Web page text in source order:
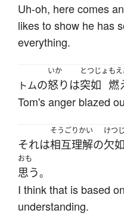
Uh-oh, here comes
likes to show he has
everything.
トムの
いか
怒り は
とつじょ
突如
も
燃
Tom's anger blazed
それは
そうご
相互
りかい
理解の
けつ
欠如
おも
思う。
I think that is based
understanding.